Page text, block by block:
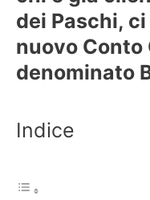
dei Paschi,
nuovo Conto
denominato
Indice